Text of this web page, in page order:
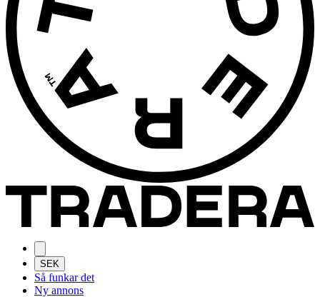
SEK
Så funkar det
Ny annons